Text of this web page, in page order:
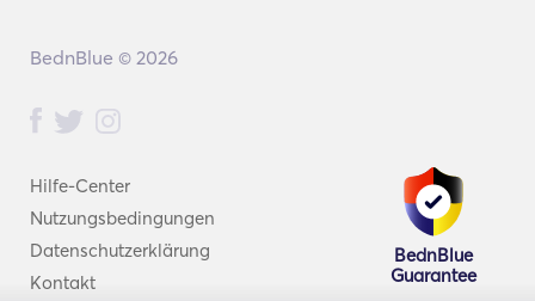
Hilfe-Center
Nutzungsbedingungen
Datenschutzerklärung
Kontakt
BednBlue
Guarantee
BednBlue © 2026